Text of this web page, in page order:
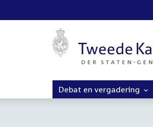
Debat en vergadering